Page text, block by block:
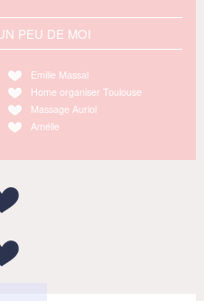
PEU DE MOI
Emilie Massal
Home organiser Toulouse
Massage Auriol
Amélie